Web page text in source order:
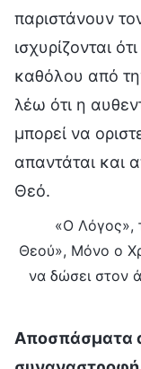
παριστάνουν
ισχυρίζονται
καθόλου από
λέω ότι η
μπορεί να
απαντάται και
Θεό.
«Ο Λόγος»,
Θεού», Μόνο ο
να δώσει στον
Αποσπάσματα